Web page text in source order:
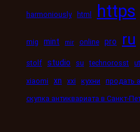
harmoniously html https
mig mint mir online pro ru
stolf studio su technorosst
xiaomi xn xxi кухни
продать
скупка антиквариата в Санкт-